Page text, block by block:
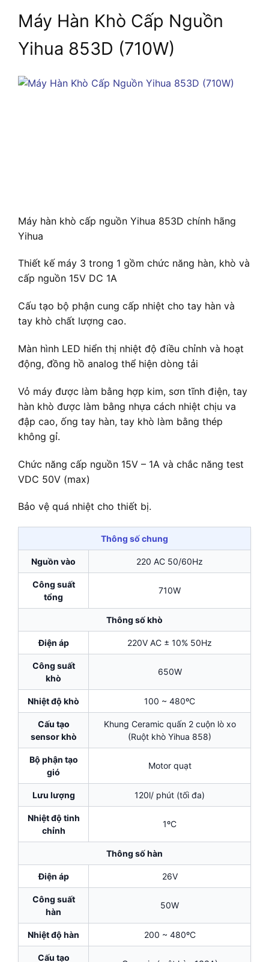
Máy Hàn Khò Cấp Nguồn
Yihua 853D (710W)
Máy hàn khò cấp nguồn Yihua 853D chính hãng
Yihua
Thiết kế máy 3 trong 1 gồm chức năng hàn, khò và
cấp nguồn 15V DC 1A
Cấu tạo bộ phận cung cấp nhiệt cho tay hàn và
tay khò chất lượng cao.
Màn hình LED hiển thị nhiệt độ điều chỉnh và hoạt
động, đồng hồ analog thể hiện dòng tải
Vỏ máy được làm bằng hợp kim, sơn tĩnh điện, tay
hàn khò được làm bằng nhựa cách nhiệt chịu va
đập cao, ống tay hàn, tay khò làm bằng thép
không gỉ.
Chức năng cấp nguồn 15V – 1A và chắc năng test
VDC 50V (max)
Bảo vệ quá nhiệt cho thiết bị.
Thông số chung
Nguồn vào 220 AC 50/60Hz
Công suất
tổng
710W
Thông số khò
Điện áp 220V AC ± 10% 50Hz
Công suất
khò
650W
Nhiệt độ khò 100 ~ 480ºC
Cấu tạo
sensor khò
Khung Ceramic quấn 2 cuộn lò xo
(Ruột khò Yihua 858)
Bộ phận tạo
gió
Motor quạt
Lưu lượng 120l/ phút (tối đa)
Nhiệt độ tinh
chỉnh
1ºC
Thông số hàn
Điện áp 26V
Công suất
hàn
50W
Nhiệt độ hàn 200 ~ 480ºC
Cấu tạo